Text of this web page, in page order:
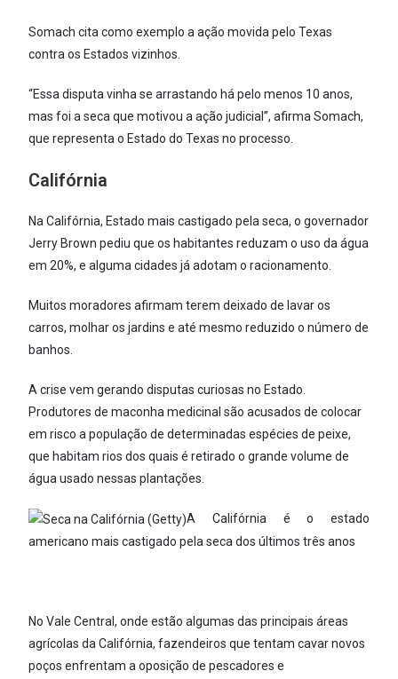
Somach cita como exemplo a ação movida pelo Texas
contra os Estados vizinhos.
“Essa disputa vinha se arrastando há pelo menos 10 anos,
mas foi a seca que motivou a ação judicial”, afirma Somach,
que representa o Estado do Texas no processo.
Califórnia
Na Califórnia, Estado mais castigado pela seca, o governador
Jerry Brown pediu que os habitantes reduzam o uso da água
em 20%, e alguma cidades já adotam o racionamento.
Muitos moradores afirmam terem deixado de lavar os
carros, molhar os jardins e até mesmo reduzido o número de
banhos.
A crise vem gerando disputas curiosas no Estado.
Produtores de maconha medicinal são acusados de colocar
em risco a população de determinadas espécies de peixe,
que habitam rios dos quais é retirado o grande volume de
água usado nessas plantações.
A Califórnia é o estado
americano mais castigado pela seca dos últimos três anos
No Vale Central, onde estão algumas das principais áreas
agrícolas da Califórnia, fazendeiros que tentam cavar novos
poços enfrentam a oposição de pescadores e